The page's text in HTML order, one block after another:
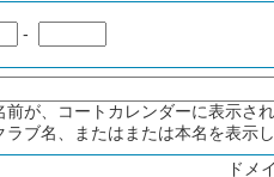
-
前が、コートカレンダーに表示
ラブ名、またはまたは本名を表示
ドメ